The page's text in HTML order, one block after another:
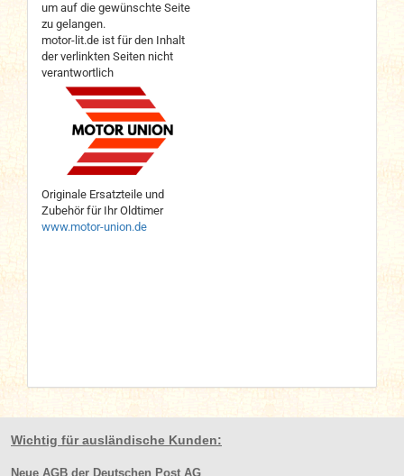
um auf die gewünschte Seite
zu gelangen.
motor-lit.de ist für den Inhalt
der verlinkten Seiten nicht
verantwortlich
Originale Ersatzteile und
Zubehör für Ihr Oldtimer
www.motor-union.de
Wichtig für ausländische Kunden:
Neue AGB der Deutschen Post AG